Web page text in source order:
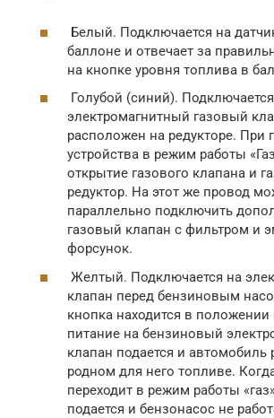
Белый. Подключается на
баллоне и отвечает за
на кнопке уровня топлива в
Голубой (синий).
электромагнитный газовый
расположен на редукторе. При
устройства в режим работы
открытие газового клапана и
редуктор. На этот же провод
параллельно подключить
газовый клапан с фильтром и
форсунок.
Желтый. Подключается на
клапан перед бензиновым
кнопка находится в положении
питание на бензиновый
клапан подается и автомобиль
родном для него топливе.
переходит в режим работы
подается и бензонасос не